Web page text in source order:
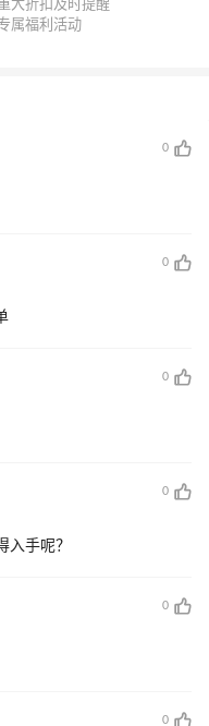
0
0
0
0
入手呢？
0
0